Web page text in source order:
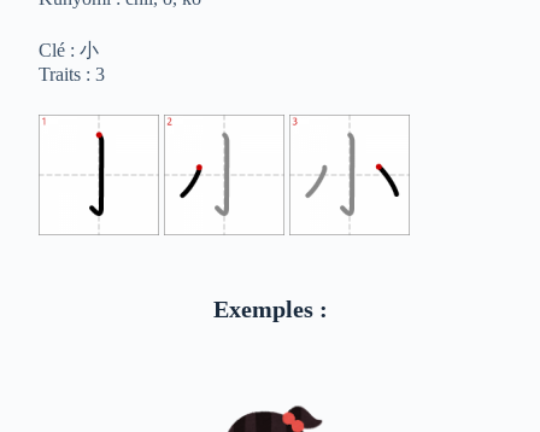
Clé : 小
Traits : 3
Exemples :